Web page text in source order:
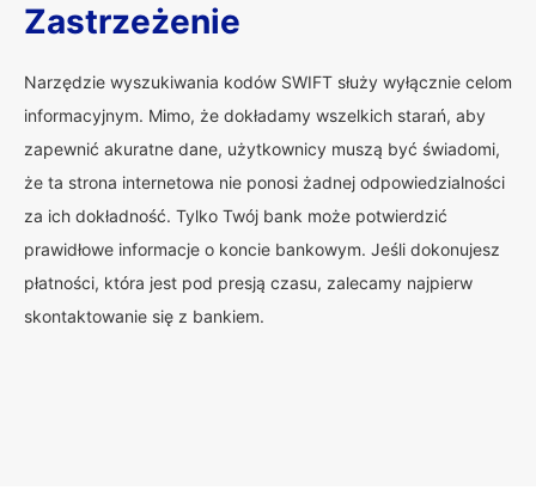
Zastrzeżenie
Narzędzie wyszukiwania kodów SWIFT służy wyłącznie celom
informacyjnym. Mimo, że dokładamy wszelkich starań, aby
zapewnić akuratne dane, użytkownicy muszą być świadomi,
że ta strona internetowa nie ponosi żadnej odpowiedzialności
za ich dokładność. Tylko Twój bank może potwierdzić
prawidłowe informacje o koncie bankowym. Jeśli dokonujesz
płatności, która jest pod presją czasu, zalecamy najpierw
skontaktowanie się z bankiem.